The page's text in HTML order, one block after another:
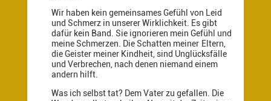
Wir haben kein gemeinsames Gefühl von Leid
und Schmerz in unserer Wirklichkeit. Es gibt
dafür kein Band. Sie ignorieren mein Gefühl und
meine Schmerzen. Die Schatten meiner Eltern,
die Geister meiner Kindheit, sind Unglücksfälle
und Verbrechen, nach denen niemand einem
andern hilft.
Was ich selbst tat? Dem Vater zu gefallen. Die